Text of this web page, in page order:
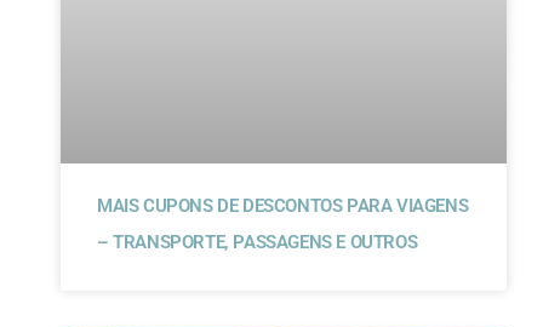
MAIS CUPONS DE DESCONTOS PARA VIAGENS
– TRANSPORTE, PASSAGENS E OUTROS